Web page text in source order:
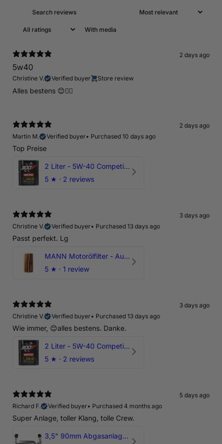
With media
2 days ago
5w40
Christine V. Verified buyer Store review
Alles bestens 😊👍🏻
2 days ago
Martin M.
Verified buyer• Purchased 10 days ago
Top Preise
2 Liter - 5W-40 Competition 300V Motul Motoröl
5 ★ · 2 reviews
3 days ago
Christine V.
Verified buyer• Purchased 13 days ago
Passt perfekt. Lg
MANN Motorölfilter - Audi RS3 TTRS RSQ3 VZ5 - DAZ DNW
5 ★ · 1 review
3 days ago
Christine V.
Verified buyer• Purchased 13 days ago
Wie immer, 😊alles bestens. Danke.
2 Liter - 5W-40 Competition 300V Motul Motoröl
5 ★ · 2 reviews
5 days ago
Richard F.
Verified buyer• Purchased 4 months ago
Super Anlage, toller Klang, tolle Crew.
3,5" 90mm Abgasanlage AUDI RSQ3 DNWA 2.5 TFSI